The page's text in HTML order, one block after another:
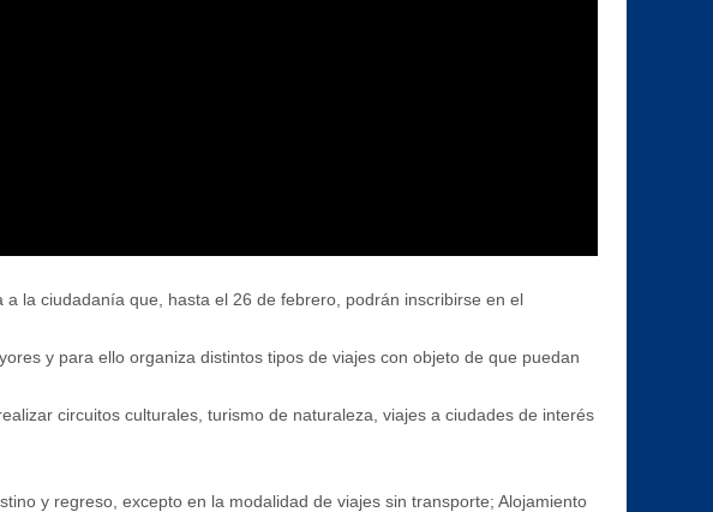
la ciudadanía que, hasta el 26 de febrero, podrán inscribirse en el
y para ello organiza distintos tipos de viajes con objeto de que puedan
circuitos culturales, turismo de naturaleza, viajes a ciudades de interés
y regreso, excepto en la modalidad de viajes sin transporte; Alojamiento